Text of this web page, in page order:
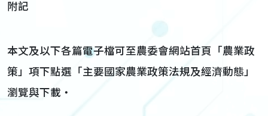
附記
本文及以下各篇電子檔可至農委會網站首頁「農業政
策」項下點選「主要國家農業政策法規及經濟動態」
瀏覽與下載‧